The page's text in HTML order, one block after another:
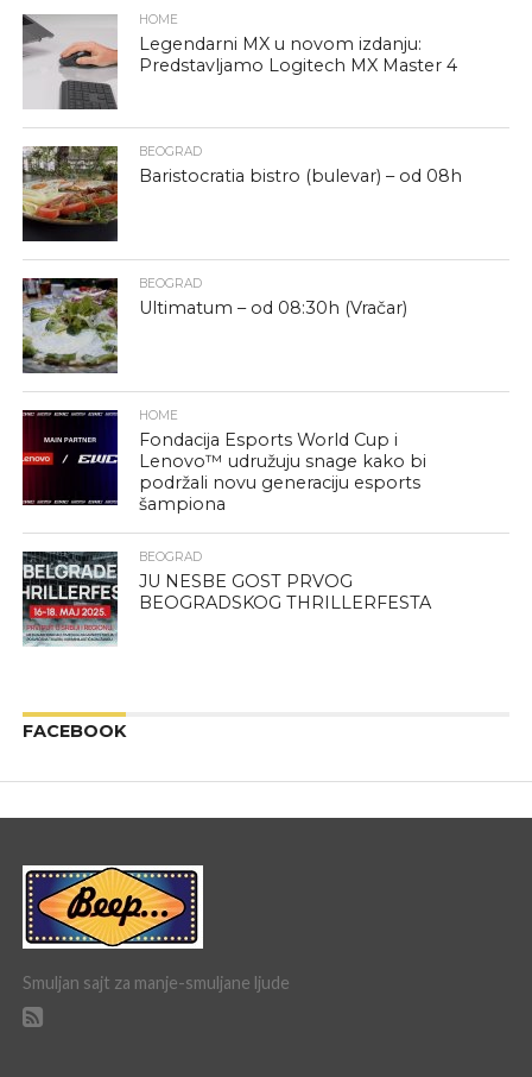
HOME
Legendarni MX u novom izdanju:
Predstavljamo Logitech MX Master 4
BEOGRAD
Baristocratia bistro (bulevar) – od 08h
BEOGRAD
Ultimatum – od 08:30h (Vračar)
HOME
Fondacija Esports World Cup i
Lenovo™ udružuju snage kako bi
podržali novu generaciju esports
šampiona
BEOGRAD
JU NESBE GOST PRVOG
BEOGRADSKOG THRILLERFESTA
FACEBOOK
Smuljan sajt za manje-smuljane ljude